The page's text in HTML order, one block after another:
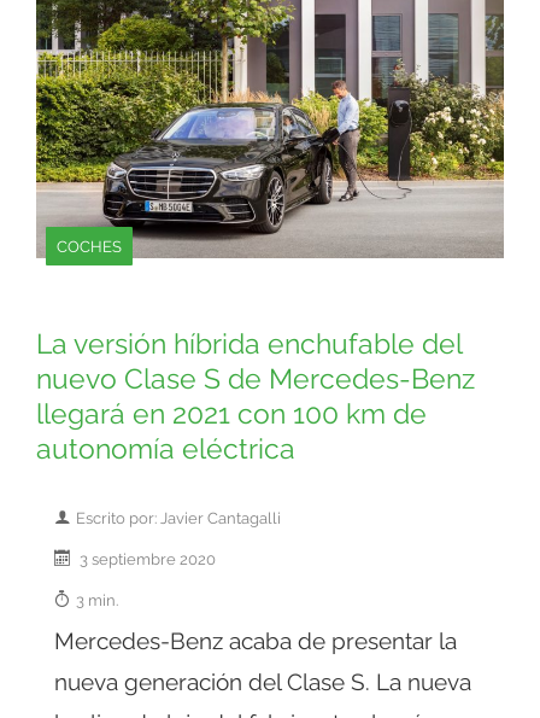
COCHES
La versión híbrida enchufable del
nuevo Clase S de Mercedes-Benz
llegará en 2021 con 100 km de
autonomía eléctrica
Escrito por: Javier Cantagalli
3 septiembre 2020
3 min.
Mercedes-Benz acaba de presentar la
nueva generación del Clase S. La nueva